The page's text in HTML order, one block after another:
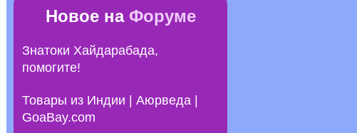
Новое на Форуме
Знатоки Хайдарабада,
помогите!
Товары из Индии | Аюрведа |
GoaBay.com